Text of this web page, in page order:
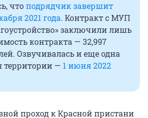
чтоподрядчик завершит
2021 года. Контракт с МУП
заключили лишь
контракта — 32,997
Озвучивалась и еще одна
территории — 1 июня 2022
проход к Красной пристани